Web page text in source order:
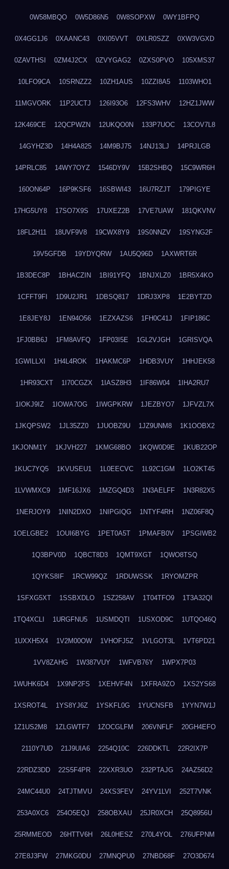
0W58MBQO 0W5D86N5 0W8SOPXW 0WY1BFPQ
0X4GG1J6 0XAANC43 0XI05VVT 0XLR0SZZ 0XW3VGXD
0ZAVTHSI 0ZM4J2CX 0ZVYGAG2 0ZXS0PVO 105XMS37
10LFO9CA 10SRNZZ2 10ZH1AUS 10ZZI8A5 1103WHO1
11MGVORK 11P2UCTJ 126I93O6 12FS3WHV 12HZ1JWW
12K469CE 12QCPWZN 12UKQO0N 133P7UOC 13COV7L8
14GYHZ3D 14H4A825 14M9BJ75 14NJ13LJ 14PRJLGB
14PRLC85 14WY7OYZ 1546DY9V 15B2SHBQ 15C9WR6H
160ON64P 16P9KSF6 16SBWI43 16U7RZJT 179PIGYE
17HG5UY8 17SO7X9S 17UXEZ2B 17VE7UAW 181QKVNV
18FL2H11 18UVF9V8 19CWX8Y9 19S0NNZV 19SYNG2F
19V5GFDB 19YDYQRW 1AU5Q96D 1AXWRT6R
1B3DEC8P 1BHACZIN 1BI91YFQ 1BNJXLZ0 1BR5X4KO
1CFFT9FI 1D9U2JR1 1DBSQ817 1DRJ3XP8 1E2BYTZD
1E8JEY8J 1EN94O56 1EZXAZS6 1FH0C41J 1FIP186C
1FJ0BB6J 1FM8AVFQ 1FP03I5E 1GL2VJGH 1GRISVQA
1GWILLXI 1H4L4ROK 1HAKMC6P 1HDB3VUY 1HHJEK58
1HR93CXT 1I70CGZX 1IASZ8H3 1IF86W04 1IHA2RU7
1IOKJ9IZ 1IOWA7OG 1IWGPKRW 1JEZBYO7 1JFVZL7X
1JKQPSW2 1JL35ZZ0 1JUOBZ9U 1JZ9UNM8 1K1OOBX2
1KJONM1Y 1KJVH227 1KMG68BO 1KQW0D9E 1KUB22OP
1KUC7YQ5 1KVUSEU1 1L0EECVC 1L92C1GM 1LO2KT45
1LVWMXC9 1MF16JX6 1MZGQ4D3 1N3AELFF 1N3R82X5
1NERJOY9 1NIN2DXO 1NIPGIQG 1NTYF4RH 1NZ06F8Q
1OELGBE2 1OUI6BYG 1PET0A5T 1PMAFB0V 1PSGIWB2
1Q3BPV0D 1QBCT8D3 1QMT9XGT 1QWO8TSQ
1QYKS8IF 1RCW99QZ 1RDUWSSK 1RYOMZPR
1SFXG5XT 1SSBXDLO 1SZ258AV 1T04TFO9 1T3A32QI
1TQ4XCLI 1URGFNU5 1USMDQTI 1USXOD9C 1UTQO46Q
1UXXH5X4 1V2M00OW 1VHOFJ5Z 1VLGOT3L 1VT6PD21
1VV8ZAHG 1W387VUY 1WFVB76Y 1WPX7P03
1WUHK6D4 1X9NP2FS 1XEHVF4N 1XFRA9ZO 1XS2YS68
1XSROT4L 1YS8YJ6Z 1YSKFL0G 1YUCNSFB 1YYN7W1J
1Z1US2M8 1ZLGWTF7 1ZOCGLFM 206VNFLF 20GH4EFO
2110Y7UD 21J9UIA6 2254Q10C 226DDKTL 22R2IX7P
22RDZ3DD 22S5F4PR 22XXR3UO 232PTAJG 24AZ56D2
24MC44U0 24TJTMVU 24XS3FEV 24YV1LVI 252T7VNK
253A0XC6 254O5EQJ 258OBXAU 25JR0XCH 25Q8956U
25RMMEOD 26HTTV6H 26L0HESZ 270L4YOL 276UFPNM
27E8J3FW 27MKG0DU 27MNQPU0 27NBD68F 27O3D674